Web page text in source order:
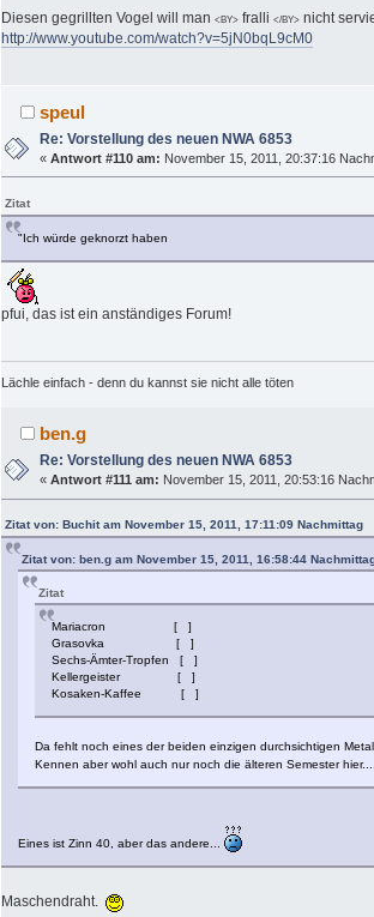
Diesen gegrillten Vogel will man <BY> fralli </BY> nicht
http://www.youtube.com/watch?v=5jN0bqL9cM0
speul
Re: Vorstellung des neuen NWA 6853
«Antwort #110 am: November 15, 2011, 20:37:16
Zitat
"Ich würde geknorzt haben
pfui, das ist ein anständiges Forum!
Lächle einfach - denn du kannst sie nicht alle töten
ben.g
Re: Vorstellung des neuen NWA 6853
«Antwort #111 am: November 15, 2011, 20:53:16
Zitat von: Buchit am November 15, 2011, 17:11:09 Nachmittag
Zitat von: ben.g am November 15, 2011, 16:58:44
Zitat
Mariacron [ ]
Grasovka [ ]
Sechs-Ämter-Tropfen [ ]
Kellergeister [ ]
Kosaken-Kaffee [ ]
Da fehlt noch eines der beiden einzigen durchsichtigen
Kennen aber wohl auch nur noch die älteren Semester
Eines ist Zinn 40, aber das andere...
Maschendraht.